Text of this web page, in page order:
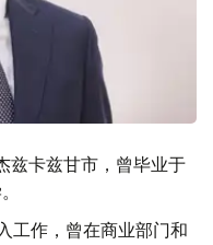
兹卡兹甘市，曾毕业于
工作，曾在商业部门和